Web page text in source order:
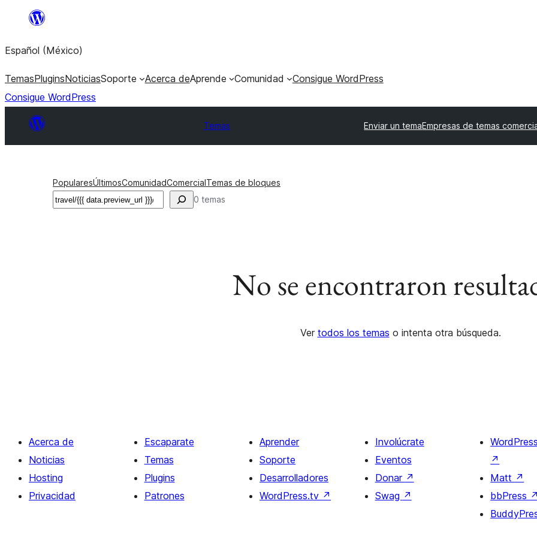
Saltar
contenido
Español (México)
TemasPluginsNoticiasSoporte Acerca deAprende Comunidad
Consigue WordPress
Consigue WordPress
Temas Enviar un temaEmpresas de temas
PopularesÚltimosComunidadComercialTemas de bloques
Buscar 0 temas
No se encontraron
Ver todos los temas o intenta otra búsqueda.
Acerca de
Noticias
Hosting
Privacidad
Escaparate
Temas
Plugins
Patrones
Aprender
Soporte
Desarrolladores
WordPress.tv ↗
Involúcrate
Eventos
Donar ↗
Swag ↗
↗
Matt ↗
bbPress ↗